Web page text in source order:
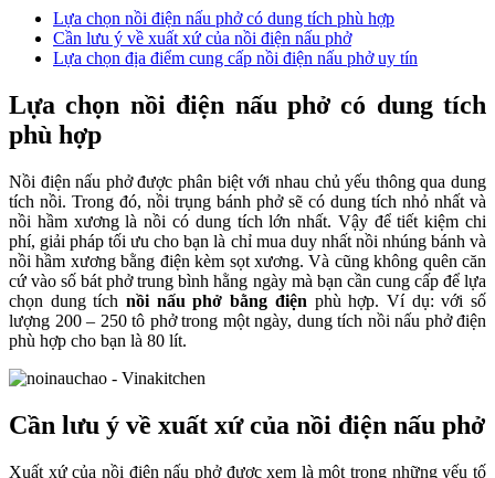
Lựa chọn nồi điện nấu phở có dung tích phù hợp
Cần lưu ý về xuất xứ của nồi điện nấu phở
Lựa chọn địa điểm cung cấp nồi điện nấu phở uy tín
Lựa chọn nồi điện nấu phở có dung tích
phù hợp
Nồi điện nấu phở được phân biệt với nhau chủ yếu thông qua dung
tích nồi. Trong đó, nồi trụng bánh phở sẽ có dung tích nhỏ nhất và
nồi hầm xương là nồi có dung tích lớn nhất. Vậy để tiết kiệm chi
phí, giải pháp tối ưu cho bạn là chỉ mua duy nhất nồi nhúng bánh và
nồi hầm xương bằng điện kèm sọt xương. Và cũng không quên căn
cứ vào số bát phở trung bình hằng ngày mà bạn cần cung cấp để lựa
chọn dung tíchnồi nấu phở bằng điện phù hợp. Ví dụ: với số
lượng 200 – 250 tô phở trong một ngày, dung tích nồi nấu phở điện
phù hợp cho bạn là 80 lít.
Cần lưu ý về xuất xứ của nồi điện nấu phở
Xuất xứ của nồi điện nấu phở được xem là một trong những yếu tố